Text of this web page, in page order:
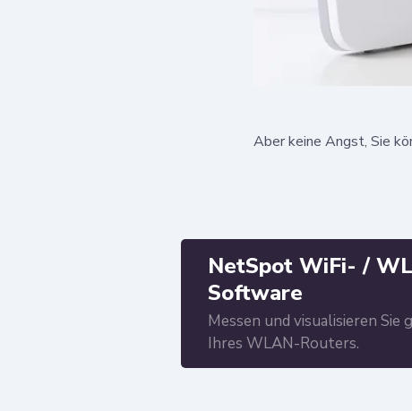
Aber keine Angst, Sie
NetSpot WiFi- /
Software
Messen und visualisieren Sie
Ihres WLAN-Routers.